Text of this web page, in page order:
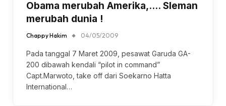
Obama merubah Amerika,…. Sleman
merubah dunia !
Chappy Hakim 04/05/2009
Pada tanggal 7 Maret 2009, pesawat Garuda GA-
200 dibawah kendali “pilot in command”
Capt.Marwoto, take off dari Soekarno Hatta
International…